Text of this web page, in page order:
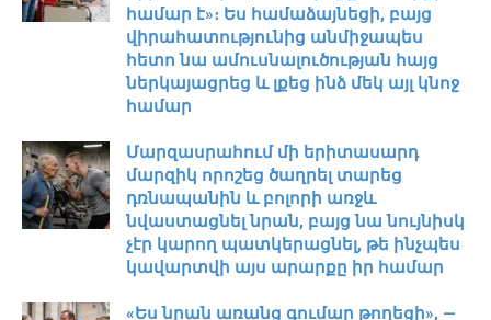
համար է»։ Ես համաձայնեցի, բայց
վիրահատությունից անմիջապես
հետո նա ամուսնալուծության հայց
ներկայացրեց և լքեց ինձ մեկ այլ կնոջ
համար
Մարզասրահում մի երիտասարդ
մարզիկ որոշեց ծաղրել տարեց
դռնապանին և բոլորի առջև
նվաստացնել նրան, բայց նա նույնիսկ
չէր կարող պատկերացնել, թե ինչպես
կավարտվի այս արարքը իր համար
«Ես նրան առանց գումար թողեցի», —